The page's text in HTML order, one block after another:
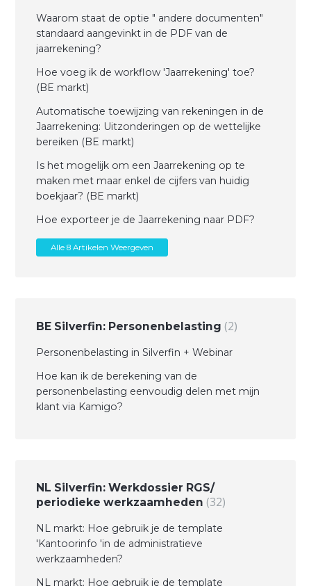
Waarom staat de optie " andere documenten"
standaard aangevinkt in de PDF van de
jaarrekening?
Hoe voeg ik de workflow 'Jaarrekening' toe?
(BE markt)
Automatische toewijzing van rekeningen in de
Jaarrekening: Uitzonderingen op de wettelijke
bereiken (BE markt)
Is het mogelijk om een Jaarrekening op te
maken met maar enkel de cijfers van huidig
boekjaar? (BE markt)
Hoe exporteer je de Jaarrekening naar PDF?
Alle 8 Artikelen Weergeven
BE Silverfin: Personenbelasting 2
Personenbelasting in Silverfin + Webinar
Hoe kan ik de berekening van de
personenbelasting eenvoudig delen met mijn
klant via Kamigo?
NL Silverfin: Werkdossier RGS/
periodieke werkzaamheden 32
NL markt: Hoe gebruik je de template
'Kantoorinfo 'in de administratieve
werkzaamheden?
NL markt: Hoe gebruik je de template